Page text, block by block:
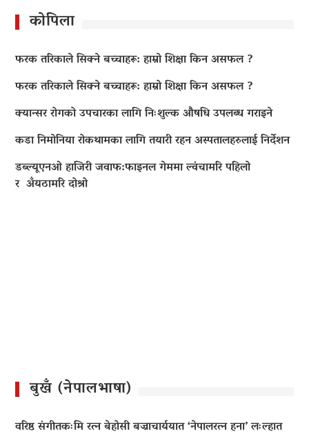
कोपिला
फरक तरिकाले सिक्ने बच्चाहरू: हाम्रो शिक्षा किन असफल ?
फरक तरिकाले सिक्ने बच्चाहरू: हाम्रो शिक्षा किन असफल ?
क्यान्सर रोगको उपचारका लागि निःशुल्क औषधि उपलब्ध गराइने
कडा निमोनिया रोकथामका लागि तयारी रहन अस्पतालहरुलाई निर्देशन
डब्ल्यूएनओ हाजिरी जवाफ:फाइनल गेममा ल्वंचामरि पहिलो
र अँयठामरि दोश्रो
बुखँ (नेपालभाषा)
वरिष्ठ संगीतकःमि रत्न बेहोसी बज्राचार्ययात ‘नेपालरत्न हना’ लःल्हात